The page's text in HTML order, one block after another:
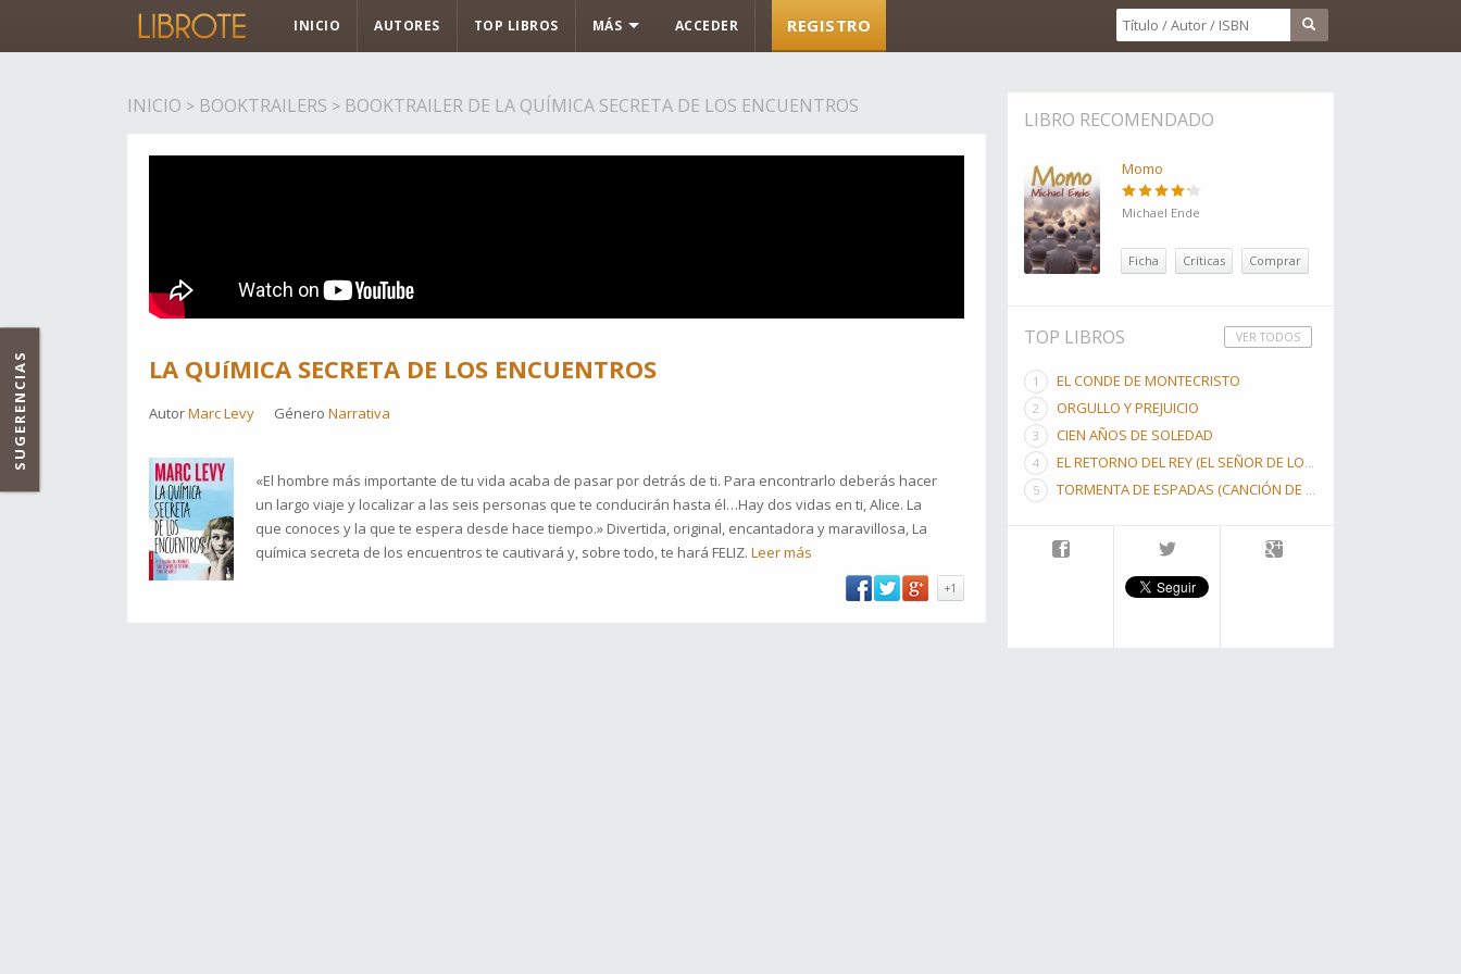
INICIO AUTORES TOP LIBROS MÁS ACCEDER REGISTRO
INICIO > BOOKTRAILERS > BOOKTRAILER DE LA QUÍMICA SECRETA DE LOS ENCUENTROS
LA QUíMICA SECRETA DE LOS ENCUENTROS
AutorMarc Levy Género Narrativa
«El hombre más importante de tu vida acaba de pasar por detrás de ti. Para encontrarlo deberás hacer
un largo viaje y localizar a las seis personas que te conducirán hasta él…Hay dos vidas en ti, Alice. La
que conoces y la que te espera desde hace tiempo.» Divertida, original, encantadora y maravillosa, La
química secreta de los encuentros te cautivará y, sobre todo, te hará FELIZ. Leer más
+1
LIBRO RECOMENDADO
Momo
Michael Ende
Ficha Críticas Comprar
VER TODOS
TOP LIBROS
EL CONDE DE MONTECRISTO
ORGULLO Y PREJUICIO
CIEN AÑOS DE SOLEDAD
EL RETORNO DEL REY (EL SEÑOR DE LOS ANILLOS, #3)
TORMENTA DE ESPADAS (CANCIÓN DE HIELO Y FUEGO III)
SUGERENCIAS